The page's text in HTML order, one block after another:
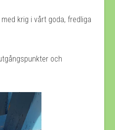
krig i vårt goda, fredliga
och